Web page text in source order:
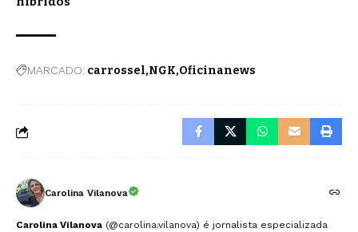
MARCADO: carrossel NGK Oficinanews
Carolina Vilanova
Carolina Vilanova (@carolina.vilanova) é jornalista especializada